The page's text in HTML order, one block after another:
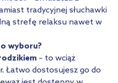
tradycyjnej słuchawki
strefę relaksu nawet w
wyboru?
– to wciąż
Łatwo dostosujesz go do